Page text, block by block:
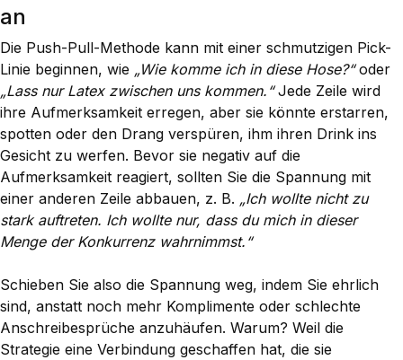
an
Die Push-Pull-Methode kann mit einer schmutzigen Pick-
Linie beginnen, wie „Wie komme ich in diese Hose?“oder
„Lass nur Latex zwischen uns kommen.“Jede Zeile wird
ihre Aufmerksamkeit erregen, aber sie könnte erstarren,
spotten oder den Drang verspüren, ihm ihren Drink ins
Gesicht zu werfen. Bevor sie negativ auf die
Aufmerksamkeit reagiert, sollten Sie die Spannung mit
einer anderen Zeile abbauen, z. B. „Ich wollte nicht zu
stark auftreten. Ich wollte nur, dass du mich in dieser
Menge der Konkurrenz wahrnimmst.“
Schieben Sie also die Spannung weg, indem Sie ehrlich
sind, anstatt noch mehr Komplimente oder schlechte
Anschreibesprüche anzuhäufen. Warum? Weil die
Strategie eine Verbindung geschaffen hat, die sie